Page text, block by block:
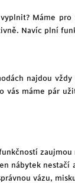
Máme
Navíc plní
najdou
máme pár
nábytek nestačí
vázu,